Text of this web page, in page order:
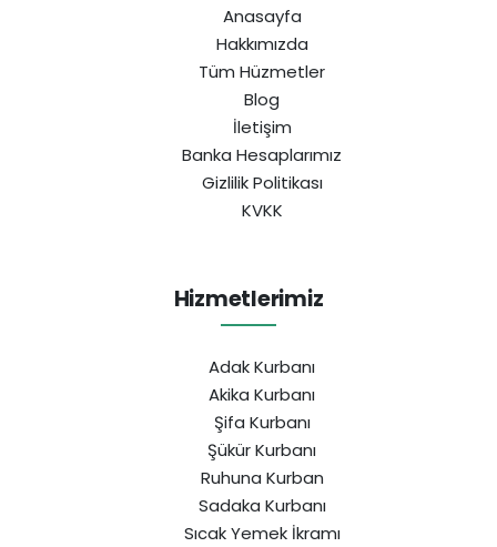
Anasayfa
Hakkımızda
Tüm Hüzmetler
Blog
İletişim
Banka Hesaplarımız
Gizlilik Politikası
KVKK
Hizmetlerimiz
Adak Kurbanı
Akika Kurbanı
Şifa Kurbanı
Şükür Kurbanı
Ruhuna Kurban
Sadaka Kurbanı
Sıcak Yemek İkramı